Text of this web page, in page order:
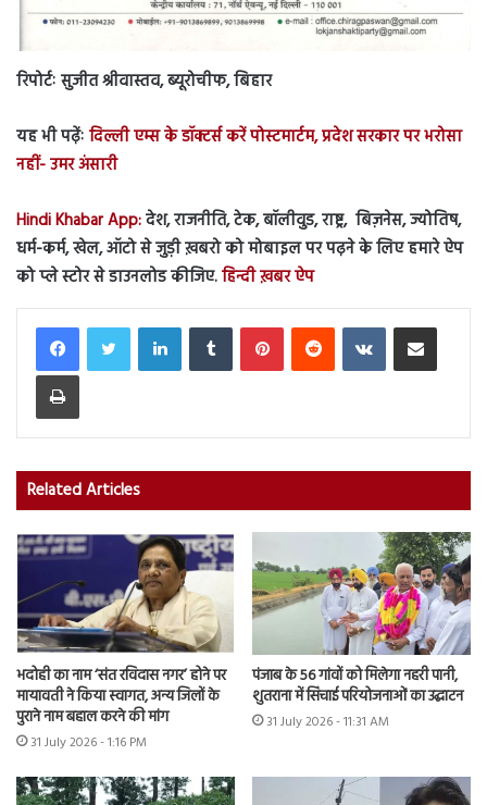
रिपोर्टः सुजीत श्रीवास्तव, ब्यूरोचीफ, बिहार
यह भी पढ़ेंः दिल्ली एम्स के डॉक्टर्स करें पोस्टमार्टम, प्रदेश सरकार पर भरोसा
नहीं- उमर अंसारी
Hindi Khabar App:देश, राजनीति, टेक, बॉलीवुड, राष्ट्र, बिज़नेस, ज्योतिष,
धर्म-कर्म, खेल, ऑटो से जुड़ी ख़बरो को मोबाइल पर पढ़ने के लिए हमारे ऐप
को प्ले स्टोर से डाउनलोड कीजिए.हिन्दी ख़बर ऐप
LinkedInTumblr PinterestReddit VKontakteShare via Email
Print
Related Articles
भदोही का नाम ‘संत रविदास नगर’ होने पर
मायावती ने किया स्वागत, अन्य जिलों के
पुराने नाम बहाल करने की मांग
31 July 2026 - 1:16 PM
पंजाब के 56 गांवों को मिलेगा नहरी पानी,
शुतराना में सिंचाई परियोजनाओं का उद्घाटन
31 July 2026 - 11:31 AM